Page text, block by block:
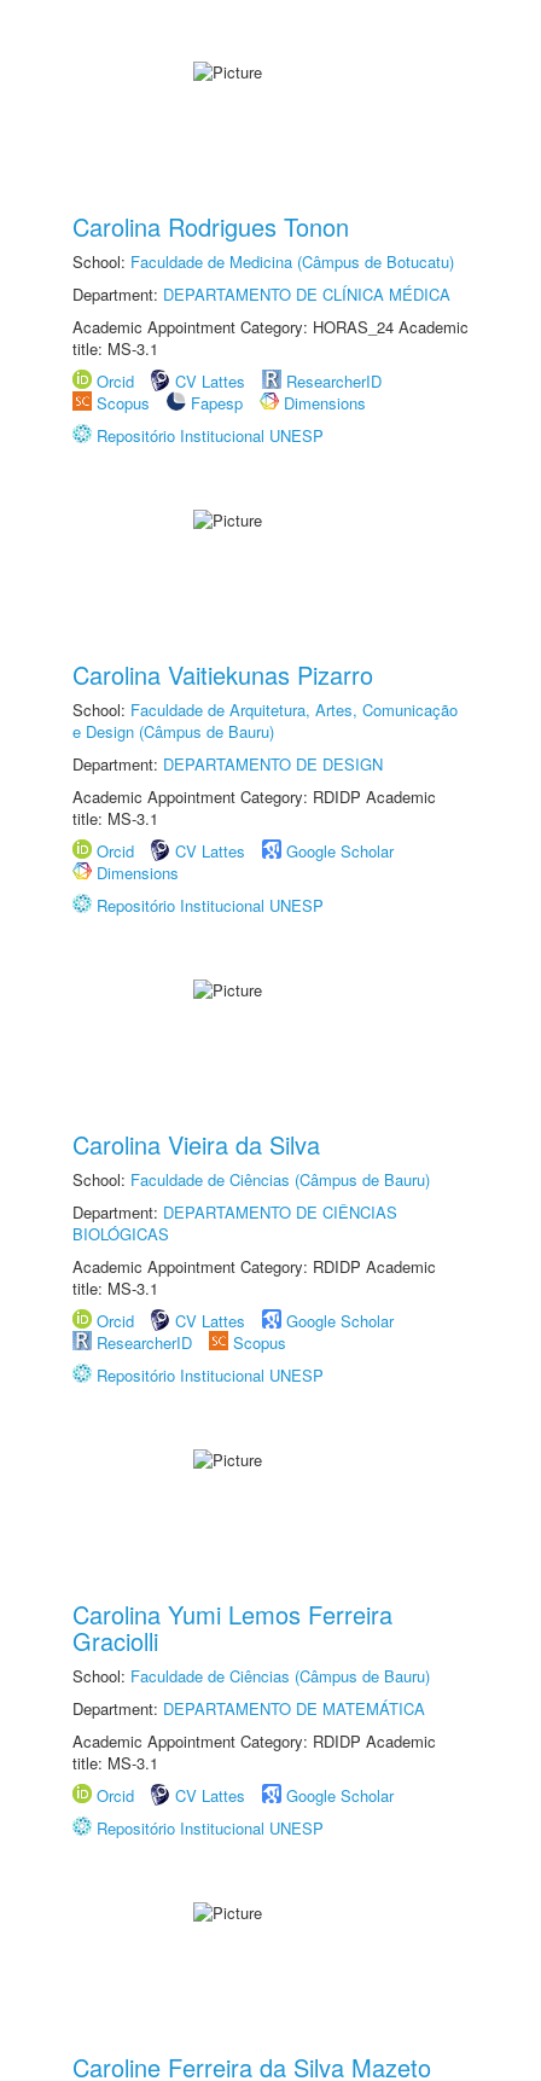
Carolina Rodrigues Tonon
School: Faculdade de Medicina (Câmpus de Botucatu)
Department: DEPARTAMENTO DE CLÍNICA MÉDICA
Academic Appointment Category: HORAS_24 Academic
title: MS-3.1
Orcid
CV Lattes
ResearcherID
Scopus
Fapesp
Dimensions
Repositório Institucional UNESP
Carolina Vaitiekunas Pizarro
School: Faculdade de Arquitetura, Artes, Comunicação
e Design (Câmpus de Bauru)
Department: DEPARTAMENTO DE DESIGN
Academic Appointment Category: RDIDP Academic
title: MS-3.1
Orcid
CV Lattes
Google Scholar
Dimensions
Repositório Institucional UNESP
Carolina Vieira da Silva
School: Faculdade de Ciências (Câmpus de Bauru)
Department: DEPARTAMENTO DE CIÊNCIAS
BIOLÓGICAS
Academic Appointment Category: RDIDP Academic
title: MS-3.1
Orcid
CV Lattes
Google Scholar
ResearcherID
Scopus
Repositório Institucional UNESP
Carolina Yumi Lemos Ferreira
Graciolli
School: Faculdade de Ciências (Câmpus de Bauru)
Department: DEPARTAMENTO DE MATEMÁTICA
Academic Appointment Category: RDIDP Academic
title: MS-3.1
Orcid
CV Lattes
Google Scholar
Repositório Institucional UNESP
Caroline Ferreira da Silva Mazeto